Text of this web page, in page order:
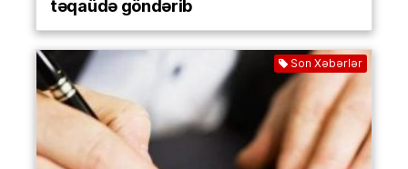
təqaüdə göndərib
Son Xəbərlər